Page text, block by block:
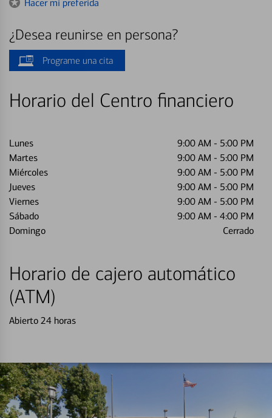
Hacer mi preferida
¿Desea reunirse en persona?
Programe una cita
Horario del Centro financiero
Lunes 9:00 AM - 5:00 PM
Martes
9:00 AM - 5:00 PM
Miércoles
9:00 AM - 5:00 PM
Jueves
9:00 AM - 5:00 PM
Viernes
9:00 AM - 5:00 PM
Sábado
9:00 AM - 4:00 PM
Domingo
Cerrado
Horario de cajero automático
(ATM)
Abierto 24 horas